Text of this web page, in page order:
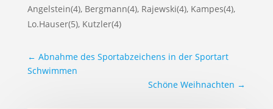
Angelstein(4), Bergmann(4), Rajewski(4), Kampes(4),
Lo.Hauser(5), Kutzler(4)
← Abnahme des Sportabzeichens in der Sportart
Schwimmen
Schöne Weihnachten →